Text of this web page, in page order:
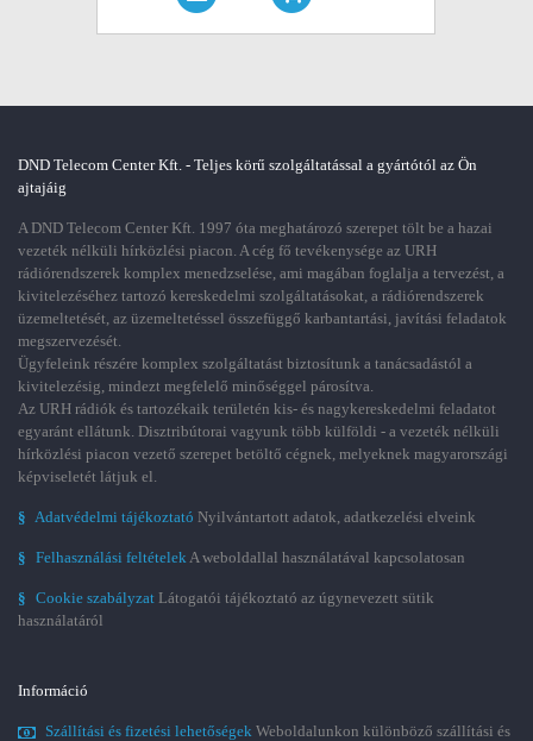
DND Telecom Center Kft. - Teljes körű szolgáltatással a gyártótól az Ön
ajtajáig
A DND Telecom Center Kft. 1997 óta meghatározó szerepet tölt be a hazai
vezeték nélküli hírközlési piacon. A cég fő tevékenysége az URH
rádiórendszerek komplex menedzselése, ami magában foglalja a tervezést, a
kivitelezéséhez tartozó kereskedelmi szolgáltatásokat, a rádiórendszerek
üzemeltetését, az üzemeltetéssel összefüggő karbantartási, javítási feladatok
megszervezését.
Ügyfeleink részére komplex szolgáltatást biztosítunk a tanácsadástól a
kivitelezésig, mindezt megfelelő minőséggel párosítva.
Az URH rádiók és tartozékaik területén kis- és nagykereskedelmi feladatot
egyaránt ellátunk. Disztribútorai vagyunk több külföldi - a vezeték nélküli
hírközlési piacon vezető szerepet betöltő cégnek, melyeknek magyarországi
képviseletét látjuk el.
§ Adatvédelmi tájékoztató Nyilvántartott adatok, adatkezelési elveink
§ Felhasználási feltételekA weboldallal használatával kapcsolatosan
§ Cookie szabályzat Látogatói tájékoztató az úgynevezett sütik
használatáról
Információ
Szállítási és fizetési lehetőségek Weboldalunkon különböző szállítási és